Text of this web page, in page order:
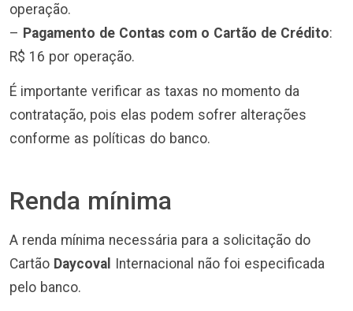
operação.
– Pagamento de Contas com o Cartão de Crédito:
R$ 16 por operação.
É importante verificar as taxas no momento da
contratação, pois elas podem sofrer alterações
conforme as políticas do banco.
Renda mínima
A renda mínima necessária para a solicitação do
Cartão Daycoval Internacional não foi especificada
pelo banco.